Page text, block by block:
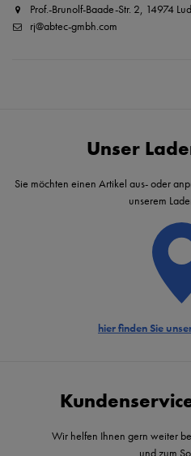
Prof.-Brunolf-Baade-Str. 2, 14974
rj@abtec-gmbh.com
Unser
Sie möchten einen Artikel aus- oder
unserem
hier finden Sie
Wir helfen Ihnen gern weiter
und zum